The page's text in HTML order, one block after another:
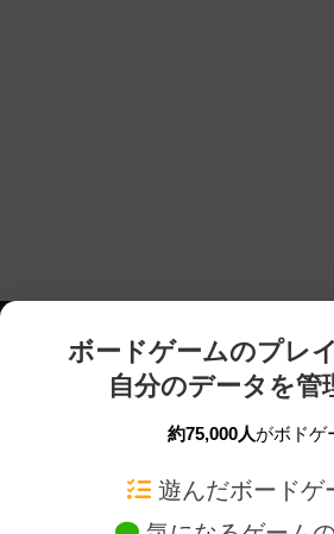
ボードゲームのプレ
自分のデータを管
約75,000人がボドゲ
遊んだボードゲ